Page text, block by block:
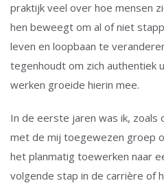
praktijk veel over hoe mensen
hen beweegt om al of niet
leven en loopbaan te
tegenhoudt om zich authentiek
werken groeide hierin mee.
In de eerste jaren was ik, zoals
met de mij toegewezen groep
het planmatig toewerken naar
volgende stap in de carrière of